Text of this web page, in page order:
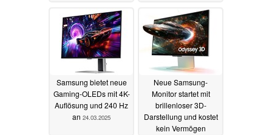
bringen25.03.2025
Samsung bietet neue
Gaming-OLEDs mit 4K-
Auflösung und 240 Hz
an 24.03.2025
Neue Samsung-
Monitor startet mit
brillenloser 3D-
Darstellung und kostet
kein Vermögen